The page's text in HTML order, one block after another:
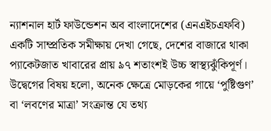
ন্যাশনাল হার্ট ফাউন্ডেশন অব বাংলাদেশের (এনএইচএফবি)
একটি সাম্প্রতিক সমীক্ষায় দেখা গেছে, দেশের বাজারে থাকা
প্যাকেটজাত খাবারের প্রায় ৯৭ শতাংশই উচ্চ স্বাস্থ্যঝুঁকিপূর্ণ।
উদ্বেগের বিষয় হলো, অনেক ক্ষেত্রে মোড়কের গায়ে ‘পুষ্টিগুণ’
বা ‘লবণের মাত্রা’ সংক্রান্ত যে তথ্য